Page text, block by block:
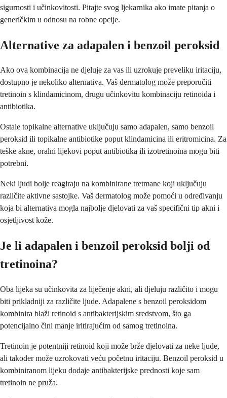
sigurnosti i učinkovitosti. Pitajte svog ljekarnika ako imate pitanja o
generičkim u odnosu na robne opcije.
Alternative za adapalen i benzoil peroksid
Ako ova kombinacija ne djeluje za vas ili uzrokuje preveliku iritaciju,
dostupno je nekoliko alternativa. Vaš dermatolog može preporučiti
tretinoin s klindamicinom, drugu učinkovitu kombinaciju retinoida i
antibiotika.
Ostale topikalne alternative uključuju samo adapalen, samo benzoil
peroksid ili topikalne antibiotike poput klindamicina ili eritromicina. Za
teške akne, oralni lijekovi poput antibiotika ili izotretinoina mogu biti
potrebni.
Neki ljudi bolje reagiraju na kombinirane tretmane koji uključuju
različite aktivne sastojke. Vaš dermatolog može pomoći u određivanju
koja bi alternativa mogla najbolje djelovati za vaš specifični tip akni i
osjetljivost kože.
Je li adapalen i benzoil peroksid bolji od
tretinoina?
Oba lijeka su učinkovita za liječenje akni, ali djeluju različito i mogu
biti prikladniji za različite ljude. Adapalene s benzoil peroksidom
kombinira blaži retinoid s antibakterijskim sredstvom, što ga
potencijalno čini manje iritirajućim od samog tretinoina.
Tretinoin je potentniji retinoid koji može brže djelovati za neke ljude,
ali također može uzrokovati veću početnu iritaciju. Benzoil peroksid u
kombiniranom lijeku dodaje antibakterijske prednosti koje sam
tretinoin ne pruža.